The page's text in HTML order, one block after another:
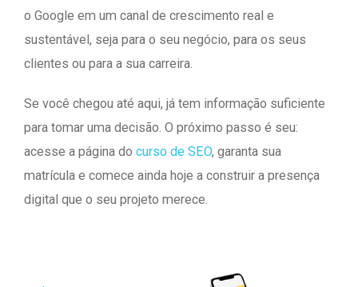
o Google em um canal de crescimento real e
sustentável, seja para o seu negócio, para os seus
clientes ou para a sua carreira.
Se você chegou até aqui, já tem informação suficiente
para tomar uma decisão. O próximo passo é seu:
acesse a página do curso de SEO, garanta sua
matrícula e comece ainda hoje a construir a presença
digital que o seu projeto merece.